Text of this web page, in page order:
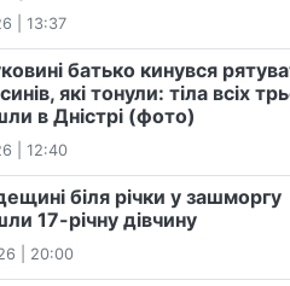
| 13:37
батько кинувся
які тонули: тіла всіх
в Дністрі (фото)
| 12:40
біля річки у зашморгу
17-річну дівчину
| 20:00